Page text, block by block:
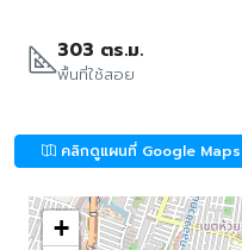
303 ตร.ม.
พื้นที่ใช้สอย
คลิกดูแผนที่ Google Maps
+